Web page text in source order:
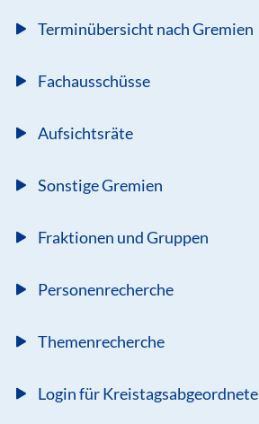
Terminübersicht nach Gremien
Fachausschüsse
Aufsichtsräte
Sonstige Gremien
Fraktionen und Gruppen
Personenrecherche
Themenrecherche
Login für Kreistagsabgeordnete